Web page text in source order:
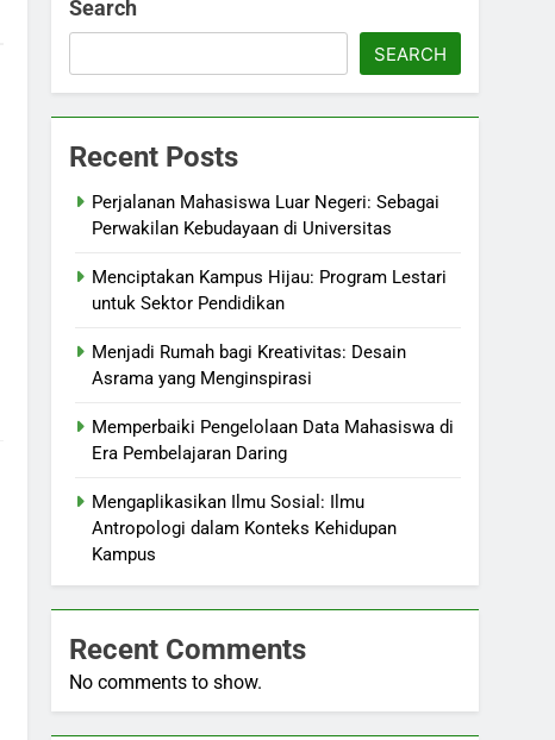
Search
SEARCH
Recent Posts
Perjalanan Mahasiswa Luar Negeri: Sebagai
Perwakilan Kebudayaan di Universitas
Menciptakan Kampus Hijau: Program Lestari
untuk Sektor Pendidikan
Menjadi Rumah bagi Kreativitas: Desain
Asrama yang Menginspirasi
Memperbaiki Pengelolaan Data Mahasiswa di
Era Pembelajaran Daring
Mengaplikasikan Ilmu Sosial: Ilmu
Antropologi dalam Konteks Kehidupan
Kampus
Recent Comments
No comments to show.